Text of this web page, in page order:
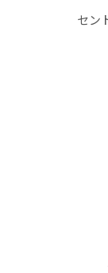
セン